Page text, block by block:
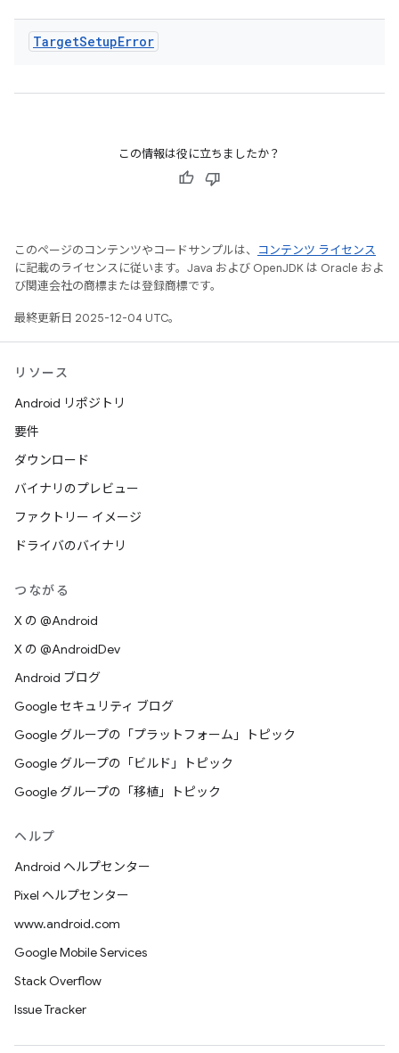
TargetSetupError
この情報は役に立ちましたか？
このページのコンテンツやコードサンプルは、
コンテンツ ライセンス
に記載のライセンスに従います。Java および OpenJDK は Oracle およ
び関連会社の商標または登録商標です。
最終更新日 2025-12-04 UTC。
リソース
Android リポジトリ
要件
ダウンロード
バイナリのプレビュー
ファクトリー イメージ
ドライバのバイナリ
つながる
X の @Android
X の @AndroidDev
Android ブログ
Google セキュリティ ブログ
Google グループの「プラットフォーム」トピック
Google グループの「ビルド」トピック
Google グループの「移植」トピック
ヘルプ
Android ヘルプセンター
Pixel ヘルプセンター
www.android.com
Google Mobile Services
Stack Overflow
Issue Tracker